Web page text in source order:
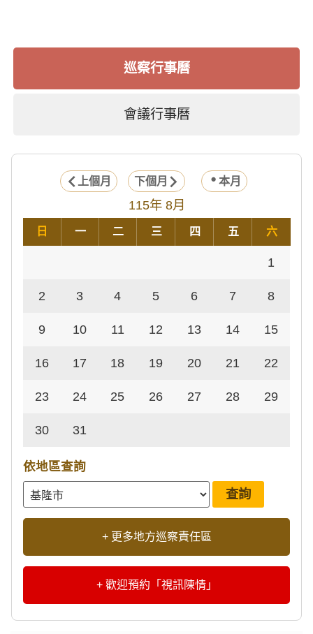
巡察行事曆
會議行事曆
上個月 下個月 本月
115年 8月
日 一 二 三 四 五 六
1
2 3 4 5 6 7 8
9 10 11 12 13 14 15
16 17 18 19 20 21 22
23 24 25 26 27 28 29
30 31
依地區查詢
+ 更多地方巡察責任區
+ 歡迎預約「視訊陳情」